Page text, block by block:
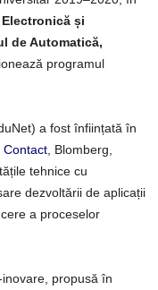
și
de Automatică,
programul
a fost înființată în
Contact, Blomberg,
tehnice cu
dezvoltării de aplicații
a proceselor
propusă în